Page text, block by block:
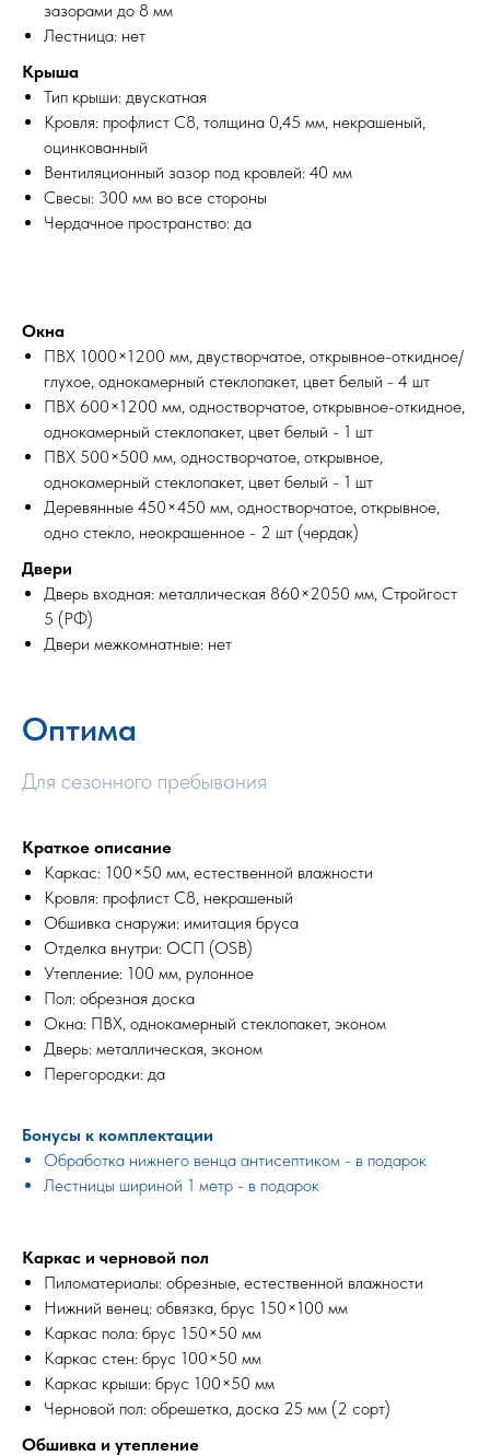
зазорами до 8 мм
Лестница: нет
Крыша
Тип крыши: двускатная
Кровля: профлист С8, толщина 0,45 мм, некрашеный,
оцинкованный
Вентиляционный зазор под кровлей: 40 мм
Свесы: 300 мм во все стороны
Чердачное пространство: да
Окна
ПВХ 1000×1200 мм, двустворчатое, открывное-откидное/
глухое, однокамерный стеклопакет, цвет белый - 4 шт
ПВХ 600×1200 мм, одностворчатое, открывное-откидное,
однокамерный стеклопакет, цвет белый - 1 шт
ПВХ 500×500 мм, одностворчатое, открывное,
однокамерный стеклопакет, цвет белый - 1 шт
Деревянные 450×450 мм, одностворчатое, открывное,
одно стекло, неокрашенное - 2 шт (чердак)
Двери
Дверь входная: металлическая 860×2050 мм, Стройгост
5 (РФ)
Двери межкомнатные: нет
Оптима
Для сезонного пребывания
Краткое описание
Каркас: 100×50 мм, естественной влажности
Кровля: профлист С8, некрашеный
Обшивка снаружи: имитация бруса
Отделка внутри: ОСП (OSB)
Утепление: 100 мм, рулонное
Пол: обрезная доска
Окна: ПВХ, однокамерный стеклопакет, эконом
Дверь: металлическая, эконом
Перегородки: да
Бонусы к комплектации
Обработка нижнего венца антисептиком - в подарок
Лестницы шириной 1 метр - в подарок
Каркас и черновой пол
Пиломатериалы: обрезные, естественной влажности
Нижний венец: обвязка, брус 150×100 мм
Каркас пола: брус 150×50 мм
Каркас стен: брус 100×50 мм
Каркас крыши: брус 100×50 мм
Черновой пол: обрешетка, доска 25 мм (2 сорт)
Обшивка и утепление